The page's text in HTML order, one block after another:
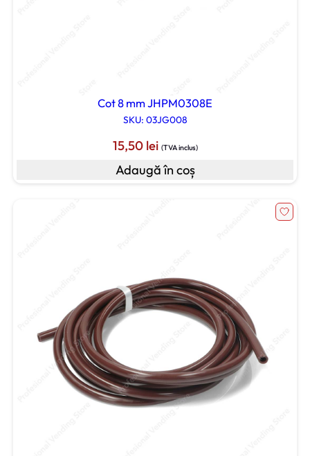
Cot 8 mm JHPM0308E
SKU: 03JG008
15,50 lei (TVA inclus)
Adaugă în coș